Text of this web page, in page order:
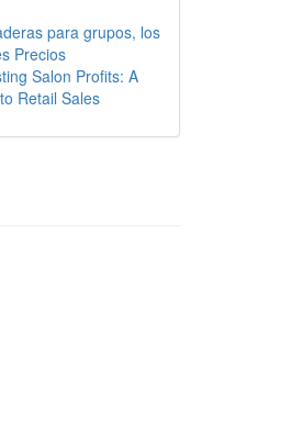
para grupos, los
Precios
Salon Profits: A
Retail Sales